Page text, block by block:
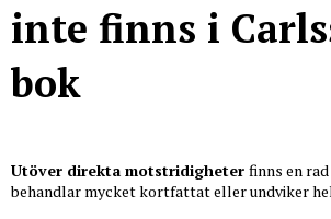
inte finns i
bok
Utöver direkta motstridigheter finns en
behandlar mycket kortfattat eller undviker